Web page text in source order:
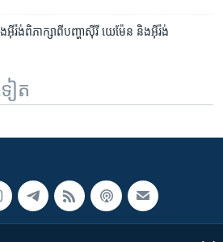
រ៉ង់​ពិភាក្សា​ពី​បញ្ហា​ស៊ីរី យេម៉ែន និង​អ៊ីរ៉ង់
ៀត